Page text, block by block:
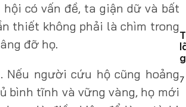
có vấn đề, ta giận dữ và bất
thiết không phải là chìm trong
đỡ họ.
người cứu hộ cũng hoảng
bình tĩnh và vững vàng, họ mới